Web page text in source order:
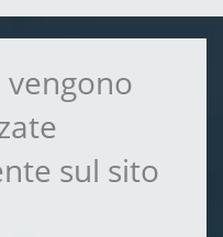
sul sito